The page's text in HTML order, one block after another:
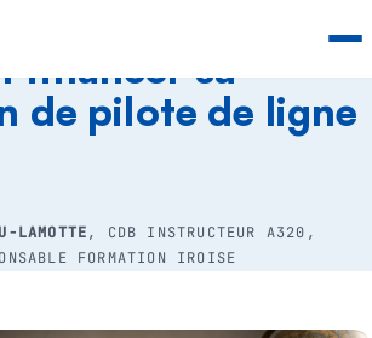
financer sa
de pilote de ligne
LAMOTTE, CDB INSTRUCTEUR A320,
FORMATION IROISE